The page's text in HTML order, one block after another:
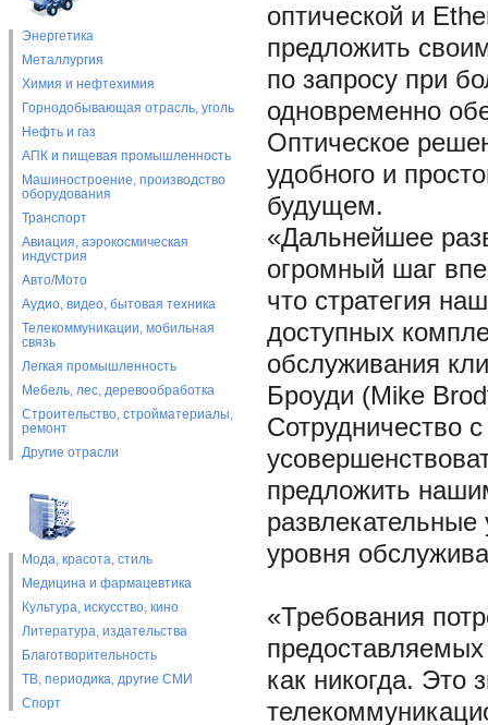
Энергетика
Металлургия
Химия и нефтехимия
Горнодобывающая отрасль, уголь
Нефть и газ
АПК и пищевая промышленность
Машиностроение, производство
оборудования
Транспорт
Авиация, аэрокосмическая
индустрия
Авто/Мото
Аудио, видео, бытовая техника
Телекоммуникации, мобильная
связь
Легкая промышленность
Мебель, лес, деревообработка
Строительство, стройматериалы,
ремонт
Другие отрасли
Мода, красота, стиль
Медицина и фармацевтика
Культура, искусство, кино
Литература, издательства
Благотворительность
ТВ, периодика, другие СМИ
Спорт
оптической и
предложить
по запросу при
одновременно
Оптическое
удобного и
будущем.
«Дальнейшее
огромный шаг
что стратегия
доступных
обслуживания
Броуди (Mike
Сотрудничество
предложить
уровня
«Требования
как никогда. Это